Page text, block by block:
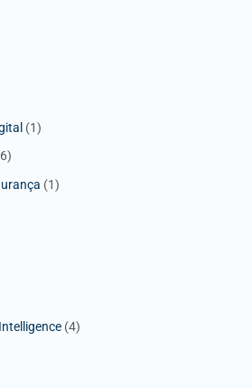
(1)
(1)
(4)